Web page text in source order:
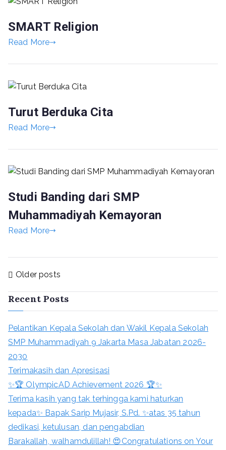
SMART Religion
Read More
Turut Berduka Cita
Read More
Studi Banding dari SMP
Muhammadiyah Kemayoran
Read More
Older posts
Recent Posts
Pelantikan Kepala Sekolah dan Wakil Kepala Sekolah
SMP Muhammadiyah 9 Jakarta Masa Jabatan 2026-
2030
Terimakasih dan Apresisasi
✨🏆 OlympicAD Achievement 2026 🏆✨
Terima kasih yang tak terhingga kami haturkan
kepada✨ Bapak Sarip Mujasir, S.Pd. ✨atas 35 tahun
dedikasi, ketulusan, dan pengabdian
Barakallah, walhamdulillah! 😍Congratulations on Your